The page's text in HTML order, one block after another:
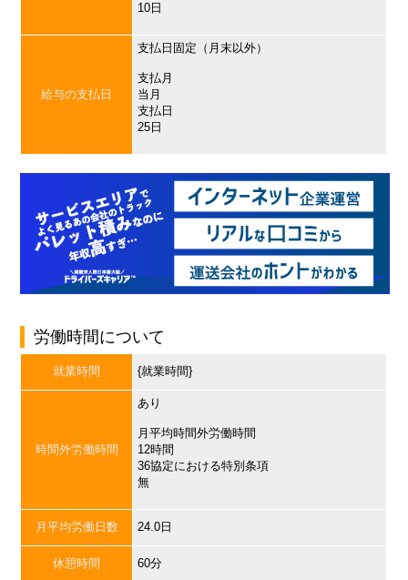
10日
給与の支払日
支払日固定（月末以外）
支払月
当月
支払日
25日
労働時間について
就業時間 {就業時間}
時間外労働時間
あり
月平均時間外労働時間
12時間
36協定における特別条項
無
月平均労働日数 24.0日
休憩時間 60分